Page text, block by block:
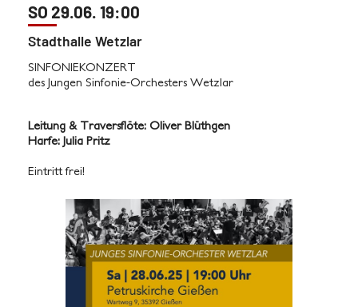
SO 29.06. 19:00
Stadthalle Wetzlar
SINFONIEKONZERT
des Jungen Sinfonie-Orchesters Wetzlar
Leitung & Traversflöte: Oliver Blüthgen
Harfe: Julia Pritz
Eintritt frei!